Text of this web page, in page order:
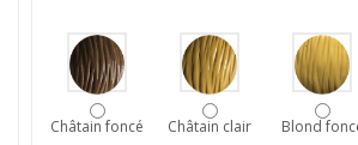
Châtain foncé Châtain clair Blond